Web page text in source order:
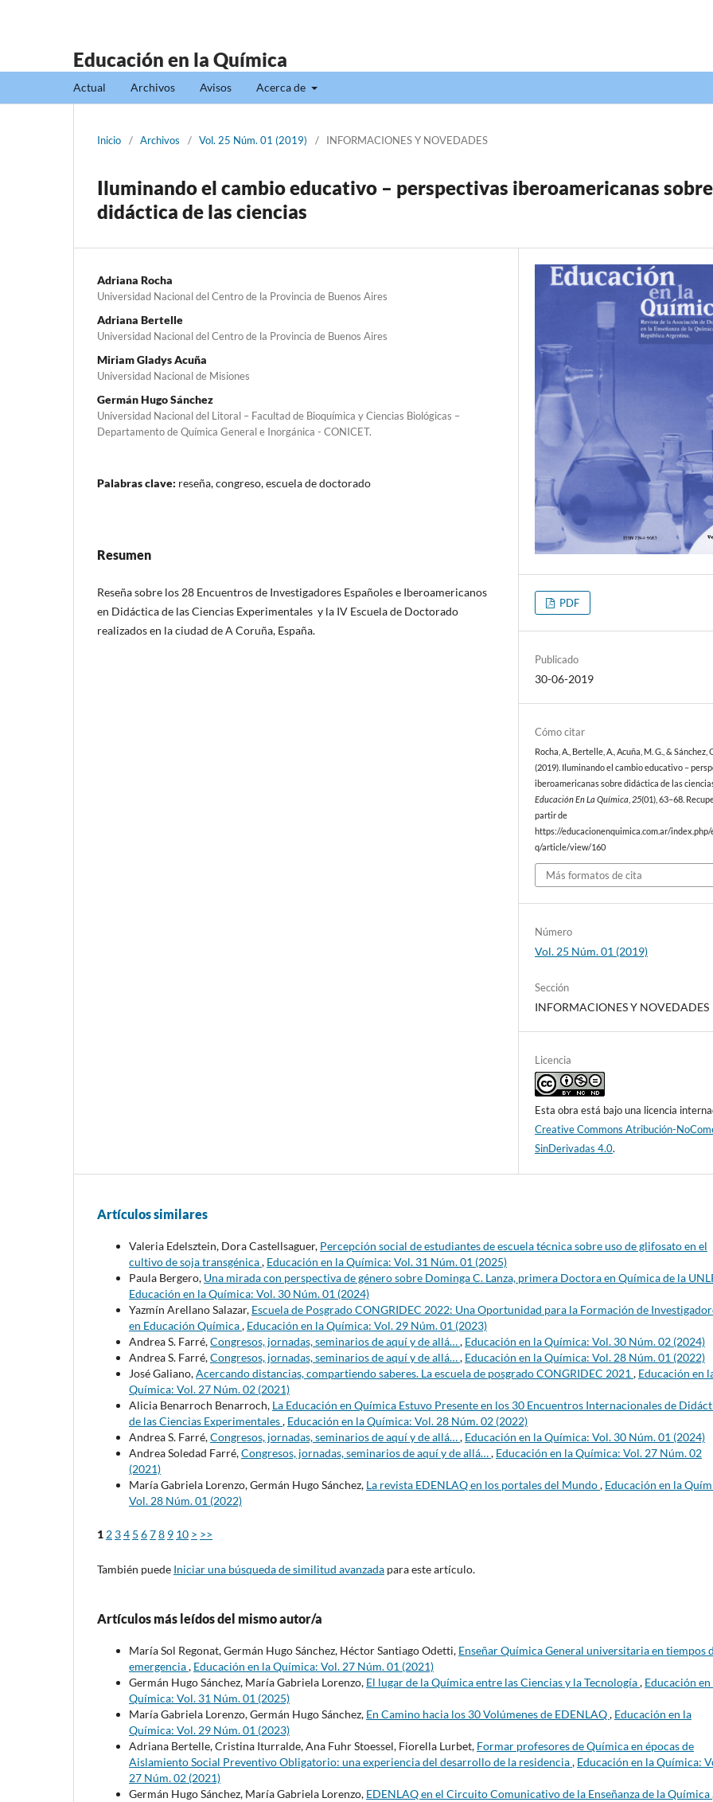
Educación en la Química
Actual Archivos Avisos Acerca de
Inicio / Archivos / Vol. 25 Núm. 01 (2019) / INFORMACIONES Y NOVEDADES
Iluminando el cambio educativo – perspectivas iberoamericanas sobre
didáctica de las ciencias
Adriana Rocha
Universidad Nacional del Centro de la Provincia de Buenos Aires
Adriana Bertelle
Universidad Nacional del Centro de la Provincia de Buenos Aires
Miriam Gladys Acuña
Universidad Nacional de Misiones
Germán Hugo Sánchez
Universidad Nacional del Litoral – Facultad de Bioquímica y Ciencias Biológicas –
Departamento de Química General e Inorgánica - CONICET.
Palabras clave: reseña, congreso, escuela de doctorado
Resumen
Reseña sobre los 28 Encuentros de Investigadores Españoles e Iberoamericanos
en Didáctica de las Ciencias Experimentales y la IV Escuela de Doctorado
realizados en la ciudad de A Coruña, España.
PDF
Publicado
30-06-2019
Cómo citar
Rocha, A., Bertelle, A., Acuña, M. G., & Sánchez,
(2019). Iluminando el cambio educativo –
iberoamericanas sobre didáctica de las
Educación En La Química 25(01), 63–68.
partir de
https://educacionenquimica.com.ar/index.php/
q/article/view/160
Más formatos de cita
Número
Vol. 25 Núm. 01 (2019)
Sección
INFORMACIONES Y NOVEDADES
Licencia
Esta obra está bajo una licencia
Creative Commons Atribución-
SinDerivadas 4.0.
Artículos similares
Valeria Edelsztein, Dora Castellsaguer, Percepción social de estudiantes de escuela técnica sobre uso de glifosato en el
cultivo de soja transgénica, Educación en la Química: Vol. 31 Núm. 01 (2025)
Paula Bergero, Una mirada con perspectiva de género sobre Dominga C. Lanza, primera Doctora en Química de la
Educación en la Química: Vol. 30 Núm. 01 (2024)
Yazmín Arellano Salazar, Escuela de Posgrado CONGRIDEC 2022: Una Oportunidad para la Formación de
en Educación Química, Educación en la Química: Vol. 29 Núm. 01 (2023)
Andrea S. Farré,Congresos, jornadas, seminarios de aquí y de allá…, Educación en la Química: Vol. 30 Núm. 02 (2024)
Andrea S. Farré,Congresos, jornadas, seminarios de aquí y de allá…, Educación en la Química: Vol. 28 Núm. 01 (2022)
José Galiano,Acercando distancias, compartiendo saberes. La escuela de posgrado CONGRIDEC 2021, Educación en
Química: Vol. 27 Núm. 02 (2021)
Alicia Benarroch Benarroch, La Educación en Química Estuvo Presente en los 30 Encuentros Internacionales de
de las Ciencias Experimentales, Educación en la Química: Vol. 28 Núm. 02 (2022)
Andrea S. Farré,Congresos, jornadas, seminarios de aquí y de allá…, Educación en la Química: Vol. 30 Núm. 01 (2024)
Andrea Soledad Farré,Congresos, jornadas, seminarios de aquí y de allá…, Educación en la Química: Vol. 27 Núm. 02
(2021)
María Gabriela Lorenzo, Germán Hugo Sánchez, La revista EDENLAQ en los portales del Mundo, Educación en la
Vol. 28 Núm. 01 (2022)
12 34 5 678 9 10 > >>
También puede Iniciar una búsqueda de similitud avanzada para este artículo.
Artículos más leídos del mismo autor/a
María Sol Regonat, Germán Hugo Sánchez, Héctor Santiago Odetti, Enseñar Química General universitaria en tiempos
emergencia, Educación en la Química: Vol. 27 Núm. 01 (2021)
Germán Hugo Sánchez, María Gabriela Lorenzo, El lugar de la Química entre las Ciencias y la Tecnología, Educación en
Química: Vol. 31 Núm. 01 (2025)
María Gabriela Lorenzo, Germán Hugo Sánchez, En Camino hacia los 30 Volúmenes de EDENLAQ, Educación en la
Química: Vol. 29 Núm. 01 (2023)
Adriana Bertelle, Cristina Iturralde, Ana Fuhr Stoessel, Fiorella Lurbet, Formar profesores de Química en épocas de
Aislamiento Social Preventivo Obligatorio: una experiencia del desarrollo de la residencia, Educación en la Química:
27 Núm. 02 (2021)
Germán Hugo Sánchez, María Gabriela Lorenzo, EDENLAQ en el Circuito Comunicativo de la Enseñanza de la Química